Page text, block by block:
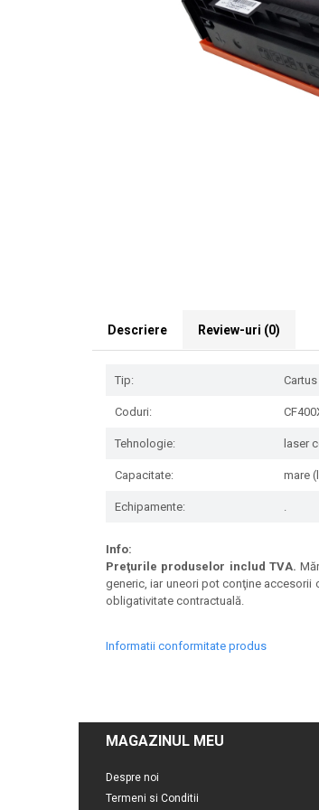
Descriere Review-uri (0)
Tip:
Coduri:
Tehnologie: laser
Capacitate: mare
Echipamente: .
Info:
Preţurile produselor includ TVA.
generic, iar uneori pot conţine accesorii
obligativitate contractuală.
Informatii conformitate produs
MAGAZINUL MEU
Despre noi
Termeni si Conditii